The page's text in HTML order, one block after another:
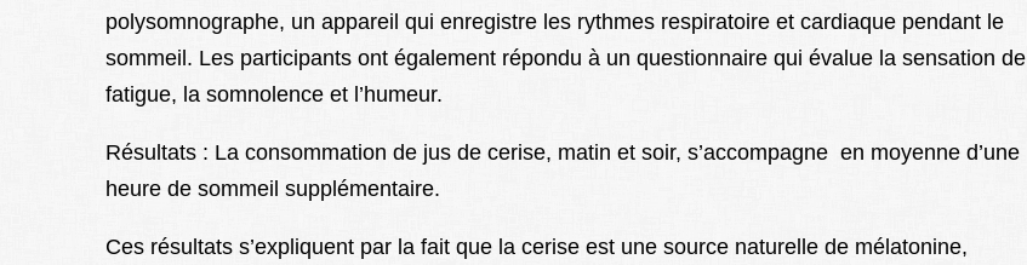
polysomnographe, un appareil qui enregistre les rythmes respiratoire et cardiaque pendant le
sommeil. Les participants ont également répondu à un questionnaire qui évalue la sensation de
fatigue, la somnolence et l’humeur.
Résultats : La consommation de jus de cerise, matin et soir, s’accompagne en moyenne d’une
heure de sommeil supplémentaire.
Ces résultats s’expliquent par la fait que la cerise est une source naturelle de mélatonine,